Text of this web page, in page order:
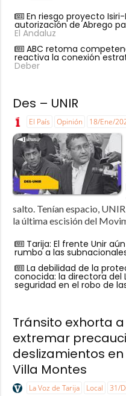
En riesgo proyecto
autorización de Abrego
El Andaluz
ABC retoma
reactiva la conexión
Deber
Des – UNIR
El País Opinión 18/Ene/
salto. Tenían espacio,
la última escisión del
Tarija: El frente Unir
rumbo a las
La debilidad de la
conocida: la directora del
seguridad en el robo de
Tránsito exhorta
extremar
deslizamientos
Villa Montes
La Voz de Tarija Local 31/